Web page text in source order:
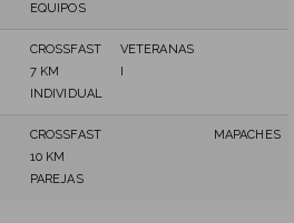
EQUIPOS
CROSSFAST
7 KM
INDIVIDUAL
VETERANAS
CROSSFAST
10 KM
PAREJAS
MAPACHES